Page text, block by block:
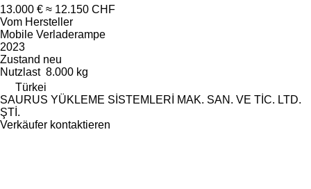
13.000 € ≈ 12.150 CHF
Vom Hersteller
Mobile Verladerampe
2023
Zustand neu
Nutzlast 8.000 kg
Türkei
SAURUS YÜKLEME SİSTEMLERİ MAK. SAN. VE TİC. LTD.
ŞTİ.
Verkäufer kontaktieren